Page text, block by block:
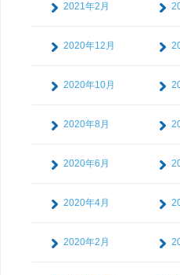
2021年2月
2020年12月
2020年10月
2020年8月
2020年6月
2020年4月
2020年2月